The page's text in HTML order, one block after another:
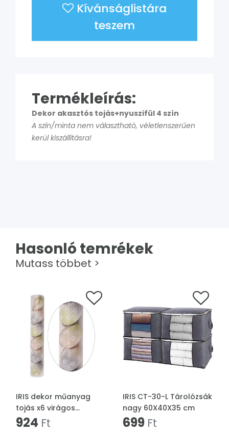
Kívánságlistára
teszem
Termékleírás:
Dekor akasztós tojás+nyuszifül 4 szín
A szín/minta nem választható, véletlenszerűen
kerül kiszállításra!
Hasonló temrékek
Mutass többet >
IRIS dekor műanyag
tojás x6 virágos
színátmenetes 4x6cm
924 Ft
IRIS CT-30-L Tárolózsák
nagy 60X40X35 cm
699 Ft